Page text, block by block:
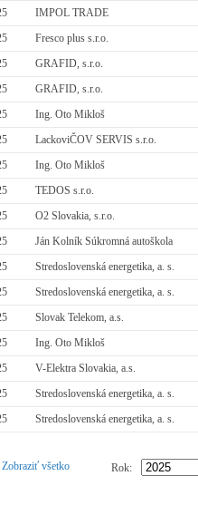
IMPOL TRADE
Fresco plus s.r.o.
GRAFID, s.r.o.
GRAFID, s.r.o.
Ing. Oto Mikloš
LackoviČOV SERVIS s.r.o.
Ing. Oto Mikloš
TEDOS s.r.o.
O2 Slovakia, s.r.o.
Ján Kolník Súkromná autoškola
Stredoslovenská energetika, a. s.
Stredoslovenská energetika, a. s.
Slovak Telekom, a.s.
Ing. Oto Mikloš
V-Elektra Slovakia, a.s.
Stredoslovenská energetika, a. s.
Stredoslovenská energetika, a. s.
Zobraziť všetko Rok: